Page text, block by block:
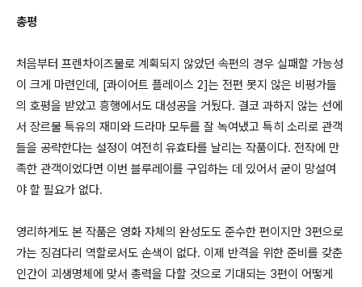
총평
처음부터 프렌차이즈물로 계획되지 않았던 속편의 경우 실패할 가능성
이 크게 마련인데, [콰이어트 플레이스 2]는 전편 못지 않은 비평가들
의 호평을 받았고 흥행에서도 대성공을 거뒀다. 결코 과하지 않는 선에
서 장르물 특유의 재미와 드라마 모두를 잘 녹여냈고 특히 소리로 관객
들을 공략한다는 설정이 여전히 유효타를 날리는 작품이다. 전작에 만
족한 관객이었다면 이번 블루레이를 구입하는 데 있어서 굳이 망설여
야 할 필요가 없다.
영리하게도 본 작품은 영화 자체의 완성도도 준수한 편이지만 3편으로
가는 징검다리 역할로서도 손색이 없다. 이제 반격을 위한 준비를 갖춘
인간이 괴생명체에 맞서 총력을 다할 것으로 기대되는 3편이 어떻게